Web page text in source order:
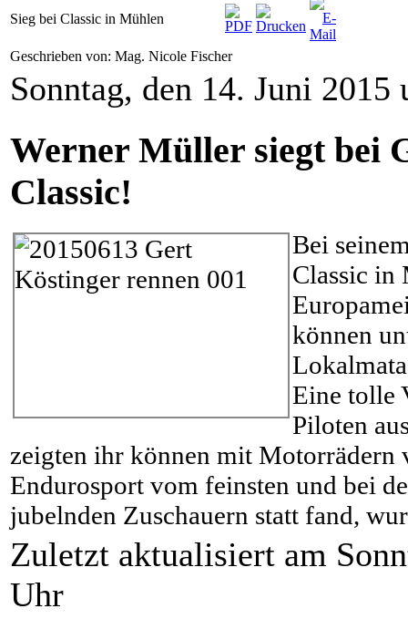
Sieg bei Classic in Mühlen
Geschrieben von: Mag. Nicole Fischer
Sonntag, den 14. Juni
Werner Müller siegt bei
Classic!
Bei
Classic in
können
Eine tolle
Piloten
zeigten ihr können mit Motorrädern
Endurosport vom feinsten und bei
jubelnden Zuschauern statt fand,
Zuletzt aktualisiert am
Uhr